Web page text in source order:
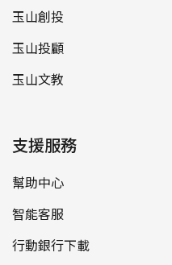
玉山創投
玉山投顧
玉山文教
支援服務
幫助中心
智能客服
行動銀行下載